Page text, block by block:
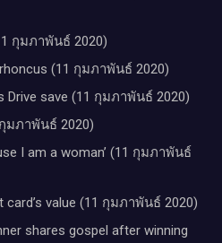
กุมภาพันธ์ 2020)
(11 กุมภาพันธ์ 2020)
Drive save (11 กุมภาพันธ์ 2020)
มภาพันธ์ 2020)
I am a woman’ (11 กุมภาพันธ์
value (11 กุมภาพันธ์ 2020)
shares gospel after winning